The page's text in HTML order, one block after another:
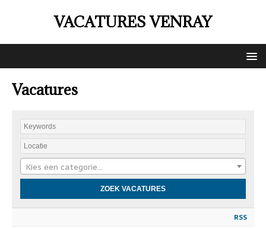
VACATURES VENRAY
Vacatures
Kies een categorie…
RSS